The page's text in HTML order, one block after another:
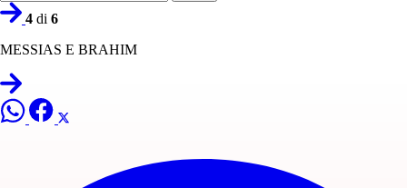
4 di 6
MESSIAS E BRAHIM